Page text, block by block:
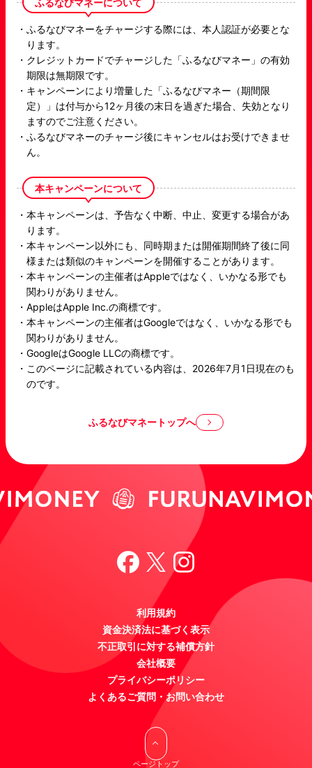
ふるなびマネーについて
ふるなびマネーをチャージする際には、本人認証が必要とな
ります。
クレジットカードでチャージした「ふるなびマネー」の有効
期限は無期限です。
キャンペーンにより増量した「ふるなびマネー（期間限
定）」は付与から12ヶ月後の末日を過ぎた場合、失効となり
ますのでご注意ください。
ふるなびマネーのチャージ後にキャンセルはお受けできませ
ん。
本キャンペーンについて
本キャンペーンは、予告なく中断、中止、変更する場合があ
ります。
本キャンペーン以外にも、同時期または開催期間終了後に同
様または類似のキャンペーンを開催することがあります。
本キャンペーンの主催者はAppleではなく、いかなる形でも
関わりがありません。
AppleはApple Inc.の商標です。
本キャンペーンの主催者はGoogleではなく、いかなる形でも
関わりがありません。
GoogleはGoogle LLCの商標です。
このページに記載されている内容は、2026年7月1日現在のも
のです。
ふるなびマネートップへ
利用規約
資金決済法に基づく表示
不正取引に対する補償方針
会社概要
プライバシーポリシー
よくあるご質問・お問い合わせ
ページトップ